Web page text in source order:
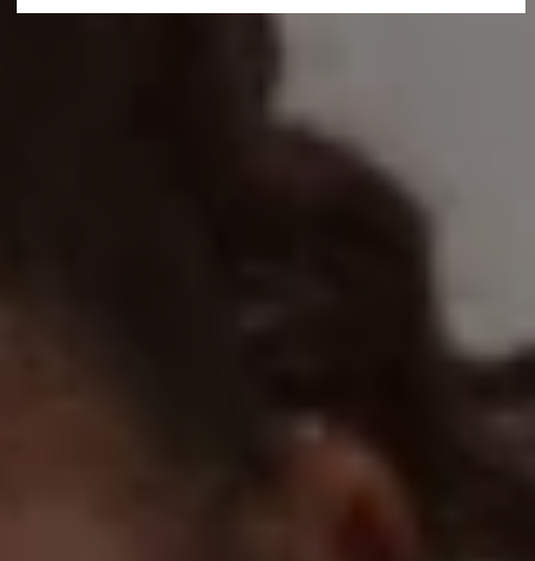
Vorgängermodelle
Digitale Betriebsanleitung